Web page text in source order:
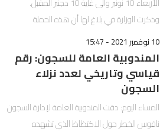
وذكرت الوزارة في بلاغ لها أن هذه الحملة
10 نوفمبر 2021 - 15:47
المندوبية العامة للسجون: رقم
قياسي وتاريخي لعدد نزلاء
السجون
المساء اليوم: دقت المندوبية العامة لإدارة السجون
ناقوس الخطر حول الاكتظاظ الذي تشهده